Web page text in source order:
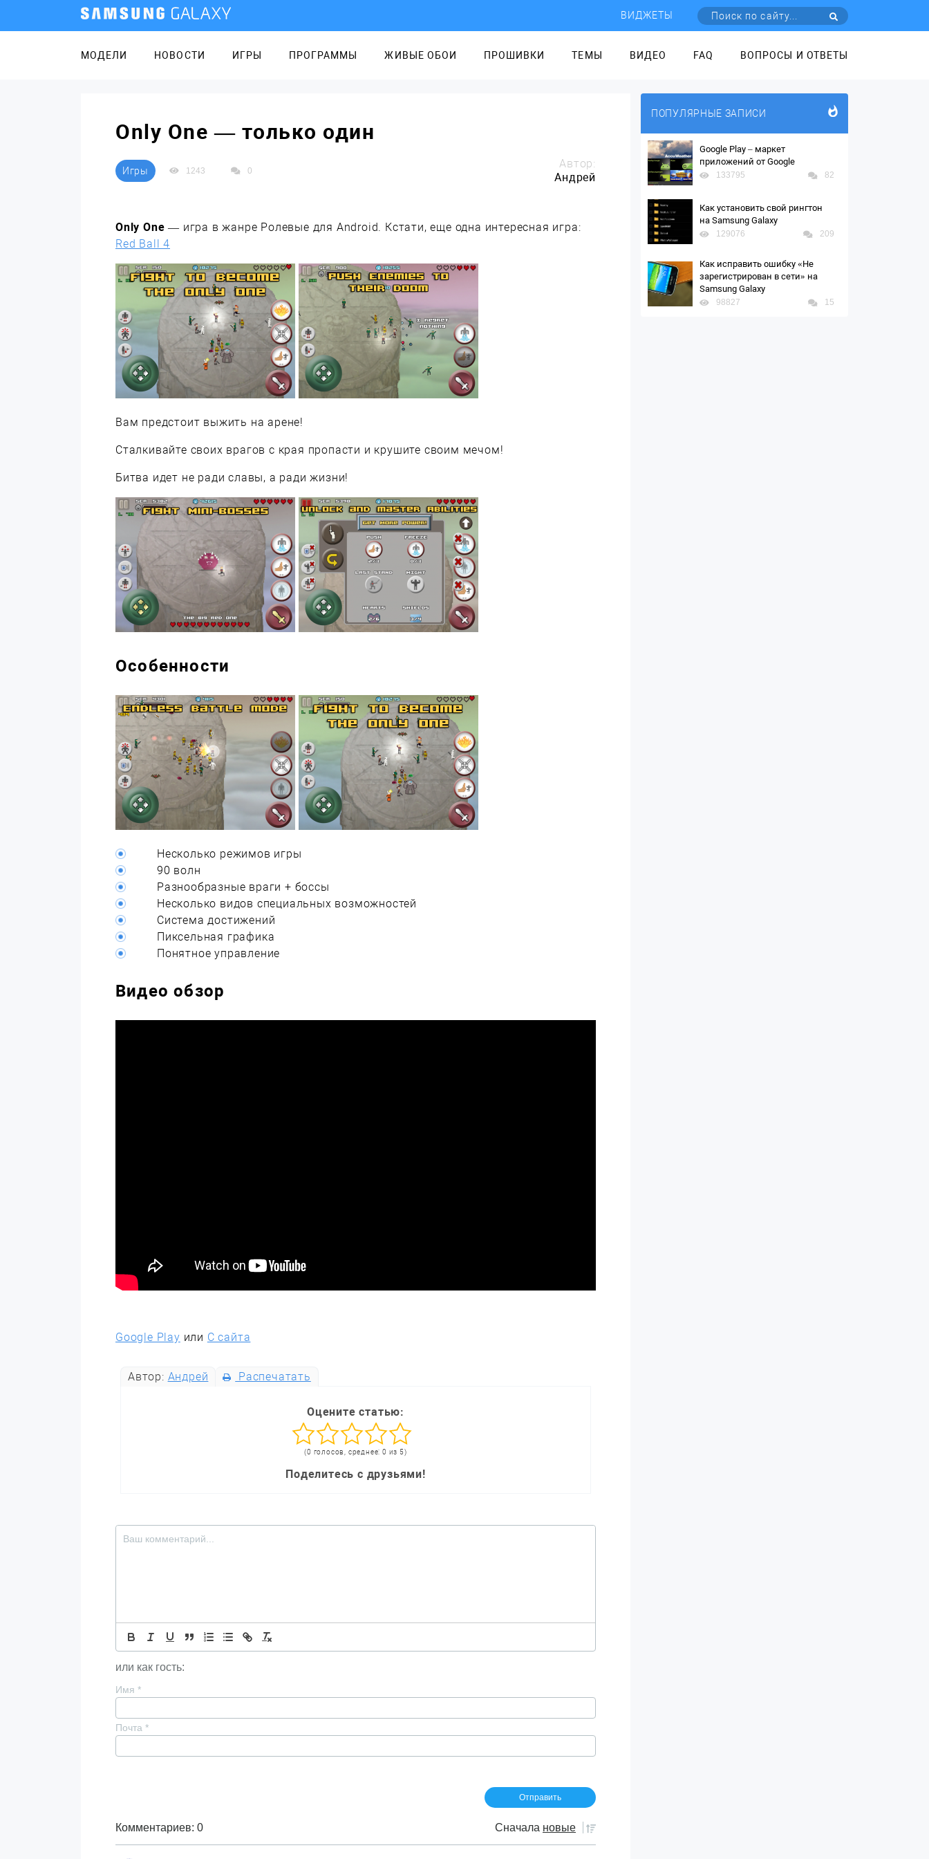
ВИДЖЕТЫ
МОДЕЛИ НОВОСТИ ИГРЫ ПРОГРАММЫ ЖИВЫЕ ОБОИ ПРОШИВКИ ТЕМЫ ВИДЕО FAQ ВОПРОСЫ И ОТВЕТЫ
Only One — только один
Игры 1243 0
Автор:
Андрей
Only One— игра в жанре Ролевые для Android. Кстати, еще одна интересная игра:
Red Ball 4
Вам предстоит выжить на арене!
Сталкивайте своих врагов с края пропасти и крушите своим мечом!
Битва идет не ради славы, а ради жизни!
Особенности
Несколько режимов игры
90 волн
Разнообразные враги + боссы
Несколько видов специальных возможностей
Система достижений
Пиксельная графика
Понятное управление
Видео обзор
Google Play или С сайта
Автор: Андрей Распечатать
Оцените статью:
(0 голосов, среднее: 0 из 5)
Поделитесь с друзьями!
или как гость:
Имя *
Почта *
Комментариев: 0 Сначала новые
ПОПУЛЯРНЫЕ ЗАПИСИ
Google Play – маркет
приложений от Google
133795 82
Как установить свой рингтон
на Samsung Galaxy
129076 209
Как исправить ошибку «Не
зарегистрирован в сети» на
Samsung Galaxy
98827 15